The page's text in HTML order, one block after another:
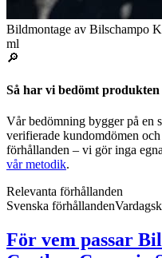
Bildmontage av Bilschampo
ml
🔎
Så har vi bedömt produkten
Vår bedömning bygger på en
verifierade kundomdömen
förhållanden – vi gör inga
vår metodik.
Relevanta förhållanden
Svenska förhållanden
För vem passar